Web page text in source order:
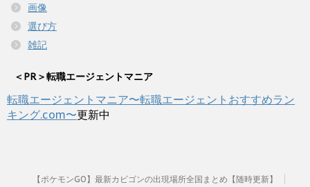
画像
選び方
雑記
＜PR＞転職エージェントマニア
転職エージェントマニア〜転職エージェントおすすめラン
キング.com〜更新中
【ポケモンGO】最新カビゴンの出現場所全国まとめ【随時更新】